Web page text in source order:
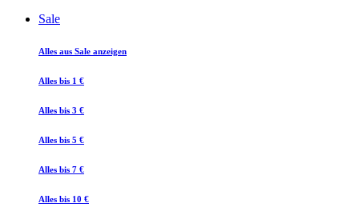
Sale
Alles aus Sale anzeigen
Alles bis 1 €
Alles bis 3 €
Alles bis 5 €
Alles bis 7 €
Alles bis 10 €